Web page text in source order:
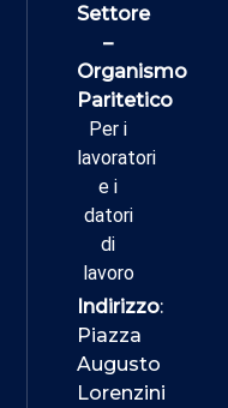
Settore
–
Organismo
Paritetico
Per i
lavoratori
e i
datori
di
lavoro
Indirizzo:
Piazza
Augusto
Lorenzini